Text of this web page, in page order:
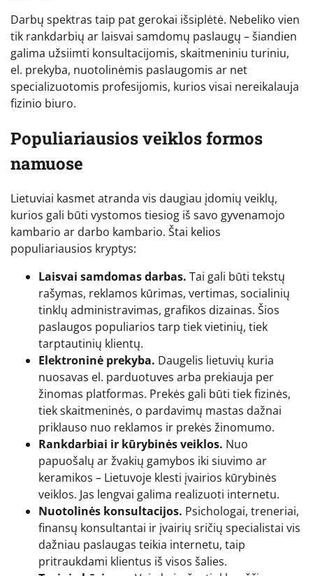
Darbų spektras taip pat gerokai išsiplėtė. Nebeliko vien
tik rankdarbių ar laisvai samdomų paslaugų – šiandien
galima užsiimti konsultacijomis, skaitmeniniu turiniu,
el. prekyba, nuotolinėmis paslaugomis ar net
specializuotomis profesijomis, kurios visai nereikalauja
fizinio biuro.
Populiariausios veiklos formos
namuose
Lietuviai kasmet atranda vis daugiau įdomių veiklų,
kurios gali būti vystomos tiesiog iš savo gyvenamojo
kambario ar darbo kambario. Štai kelios
populiariausios kryptys:
Laisvai samdomas darbas. Tai gali būti tekstų
rašymas, reklamos kūrimas, vertimas, socialinių
tinklų administravimas, grafikos dizainas. Šios
paslaugos populiarios tarp tiek vietinių, tiek
tarptautinių klientų.
Elektroninė prekyba. Daugelis lietuvių kuria
nuosavas el. parduotuves arba prekiauja per
žinomas platformas. Prekės gali būti tiek fizinės,
tiek skaitmeninės, o pardavimų mastas dažnai
priklauso nuo reklamos ir prekės žinomumo.
Rankdarbiai ir kūrybinės veiklos. Nuo
papuošalų ar žvakių gamybos iki siuvimo ar
keramikos – Lietuvoje klesti įvairios kūrybinės
veiklos. Jas lengvai galima realizuoti internetu.
Nuotolinės konsultacijos. Psichologai, treneriai,
finansų konsultantai ir įvairių sričių specialistai vis
dažniau paslaugas teikia internetu, taip
pritraukdami klientus iš visos šalies.